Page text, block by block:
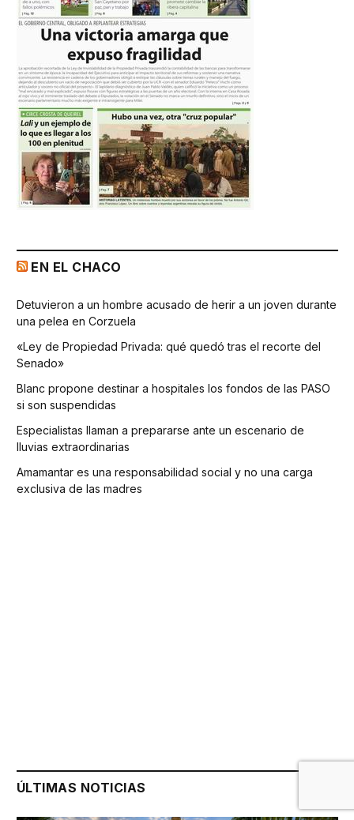
EN EL CHACO
Detuvieron a un hombre acusado de herir a un joven durante
una pelea en Corzuela
«Ley de Propiedad Privada: qué quedó tras el recorte del
Senado»
Blanc propone destinar a hospitales los fondos de las PASO
si son suspendidas
Especialistas llaman a prepararse ante un escenario de
lluvias extraordinarias
Amamantar es una responsabilidad social y no una carga
exclusiva de las madres
ÚLTIMAS NOTICIAS